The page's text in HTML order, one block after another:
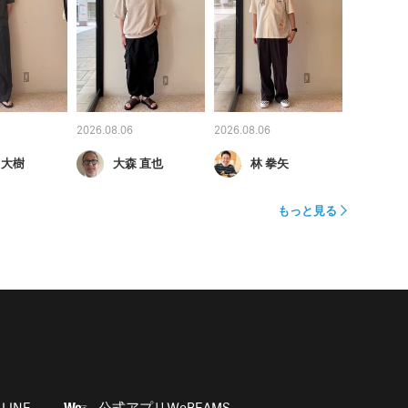
樹
2026.08.06
大森 直也
2026.08.06
林 拳矢
もっと見る